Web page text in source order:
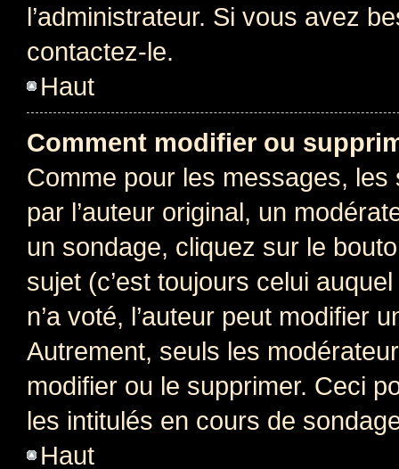
l’administrateur. Si vous avez
contactez-le.
Haut
Comment modifier ou
Comme pour les messages,
par l’auteur original, un
un sondage, cliquez sur le
sujet (c’est toujours celui
n’a voté, l’auteur peut modifier
Autrement, seuls les
modifier ou le supprimer. Ceci
les intitulés en cours de
Haut